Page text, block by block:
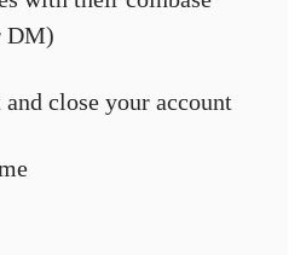
DM)
close your account